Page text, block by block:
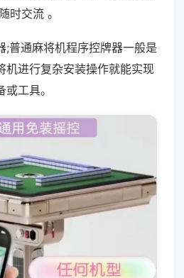
时交流 。
;普通麻将机程序控牌器一般是
机进行复杂安装操作就能实现
工具。